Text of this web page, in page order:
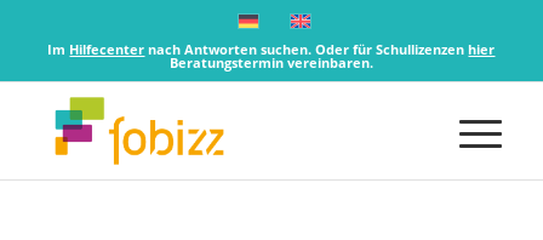
Im Hilfecenter nach Antworten suchen. Oder für Schullizenzenhier
Beratungstermin vereinbaren.